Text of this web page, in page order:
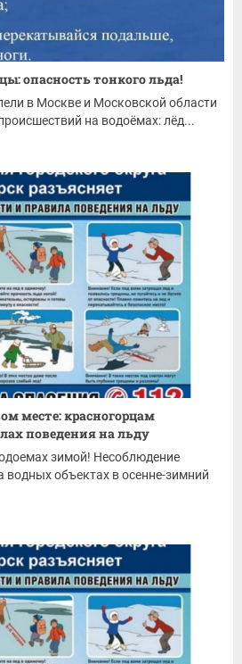
опасность тонкого льда!
в Москве и Московской области
на водоёмах: лёд...
месте: красногорцам
поведения на льду
зимой! Несоблюдение
водных объектах в осенне-зимний